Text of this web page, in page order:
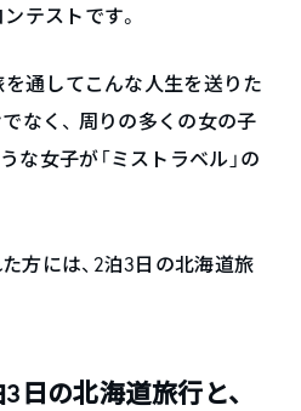
テストです。
を通してこんな人生を送りた
なく、 周りの多くの女の子
な女子が「ミストラベル」の
方には、2泊3日の北海道旅
日の北海道旅行と、